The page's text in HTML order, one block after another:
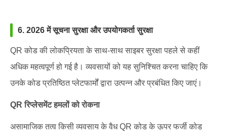
6. 2026 में सूचना सुरक्षा और उपयोगकर्ता सुरक्षा
QR कोड की लोकप्रियता के साथ-साथ साइबर सुरक्षा पहले से कहीं
अधिक महत्वपूर्ण हो गई है। व्यवसायों को यह सुनिश्चित करना चाहिए कि
उनके कोड प्रतिष्ठित प्लेटफार्मों द्वारा उत्पन्न और प्रबंधित किए जाएं।
QR रिप्लेसमेंट हमलों को रोकना
असामाजिक तत्व किसी व्यवसाय के वैध QR कोड के ऊपर फर्जी कोड